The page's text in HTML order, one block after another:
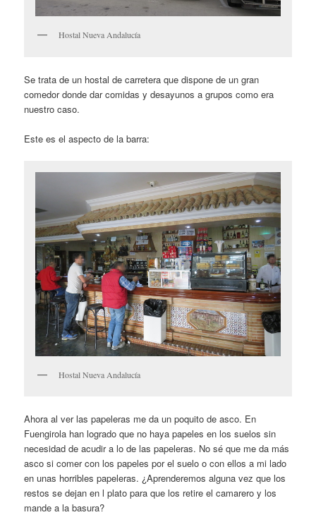
Hostal Nueva Andalucía
Se trata de un hostal de carretera que dispone de un gran
comedor donde dar comidas y desayunos a grupos como era
nuestro caso.
Este es el aspecto de la barra:
Hostal Nueva Andalucía
Ahora al ver las papeleras me da un poquito de asco. En
Fuengirola han logrado que no haya papeles en los suelos sin
necesidad de acudir a lo de las papeleras. No sé que me da más
asco si comer con los papeles por el suelo o con ellos a mi lado
en unas horribles papeleras. ¿Aprenderemos alguna vez que los
restos se dejan en l plato para que los retire el camarero y los
mande a la basura?